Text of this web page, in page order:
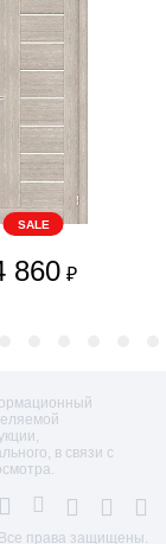
SALE
860 ₽
в связи с
Все права защищены.